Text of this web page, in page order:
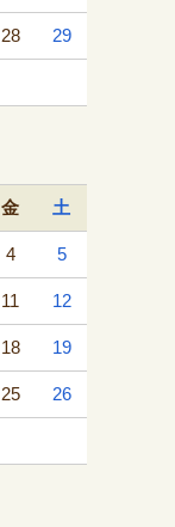
28 29
金 土
4 5
11 12
18 19
25 26